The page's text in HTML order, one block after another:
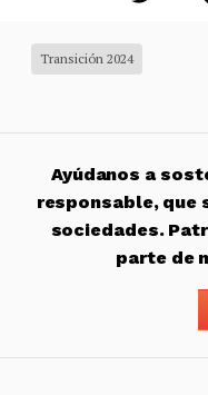
Transición 2024
Ayúdanos a
responsable, que
sociedades.
parte de